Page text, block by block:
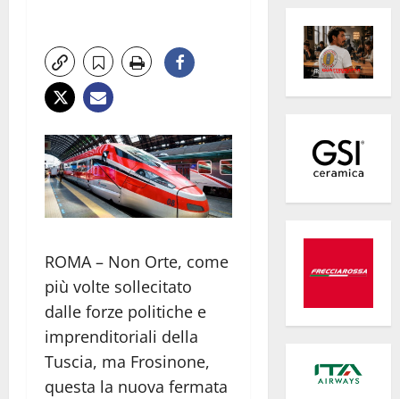
ROMA – Non Orte, come
più volte sollecitato
dalle forze politiche e
imprenditoriali della
Tuscia, ma Frosinone,
questa la nuova fermata